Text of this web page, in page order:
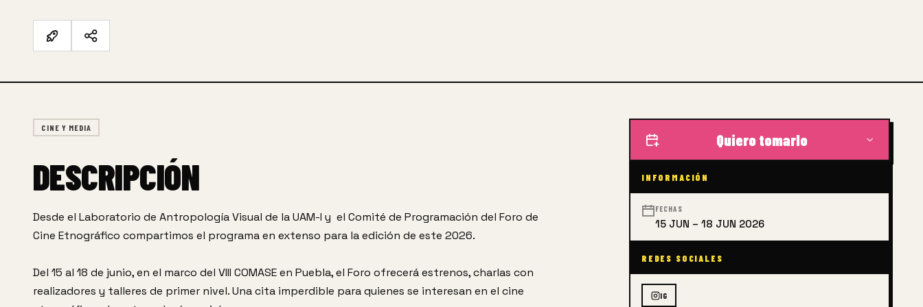
CINE Y MEDIA
DESCRIPCIÓN
Desde el Laboratorio de Antropología Visual de la UAM-I y  el Comité de Programación del Foro de
Cine Etnográfico compartimos el programa en extenso para la edición de este 2026.
Del 15 al 18 de junio, en el marco del VIII COMASE en Puebla, el Foro ofrecerá estrenos, charlas con
realizadores y talleres de primer nivel. Una cita imperdible para quienes se interesan en el cine
Quiero tomarlo
INFORMACIÓN
FECHAS
15 JUN – 18 JUN 2026
REDES SOCIALES
IG